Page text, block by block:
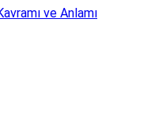
ve Anlamı